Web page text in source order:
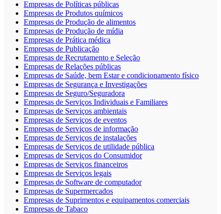
Empresas de Políticas públicas
Empresas de Produtos químicos
Empresas de Produção de alimentos
Empresas de Produção de mídia
Empresas de Prática médica
Empresas de Publicação
Empresas de Recrutamento e Seleção
Empresas de Relações públicas
Empresas de Saúde, bem Estar e condicionamento físico
Empresas de Segurança e Investigações
Empresas de Seguro/Seguradora
Empresas de Serviços Individuais e Familiares
Empresas de Serviços ambientais
Empresas de Serviços de eventos
Empresas de Serviços de informação
Empresas de Serviços de instalações
Empresas de Serviços de utilidade pública
Empresas de Serviços do Consumidor
Empresas de Serviços financeiros
Empresas de Serviços legais
Empresas de Software de computador
Empresas de Supermercados
Empresas de Suprimentos e equipamentos comerciais
Empresas de Tabaco